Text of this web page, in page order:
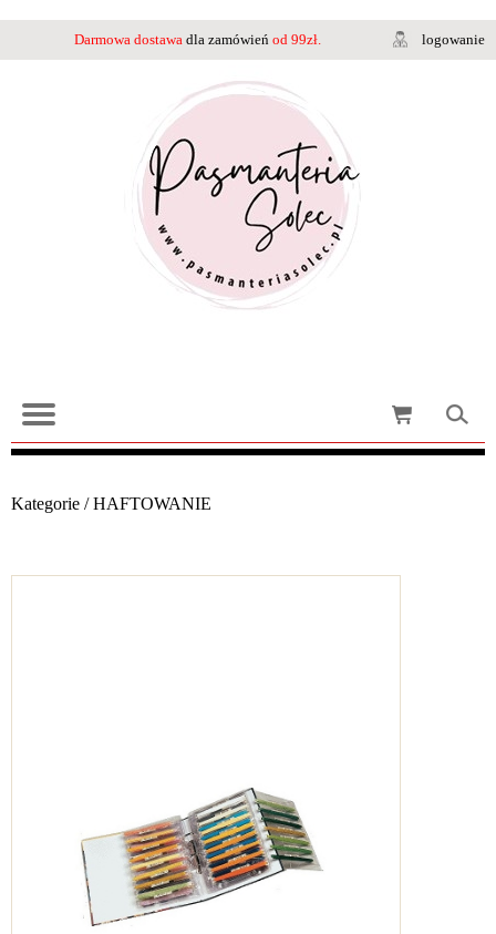
Darmowa dostawa dla zamówień od 99zł. logowanie
Kategorie /HAFTOWANIE